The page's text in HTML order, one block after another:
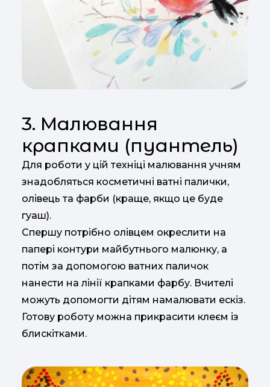
3. Малювання
крапками (пуантель)
Для роботи у цій техніці малювання учням
знадобляться косметичні ватні палички,
олівець та фарби (краще, якщо це буде
гуаш).
Спершу потрібно олівцем окреслити на
папері контури майбутнього малюнку, а
потім за допомогою ватних паличок
нанести на лінії крапками фарбу. Вчителі
можуть допомогти дітям намалювати ескіз.
Готову роботу можна прикрасити клеєм із
блискітками.